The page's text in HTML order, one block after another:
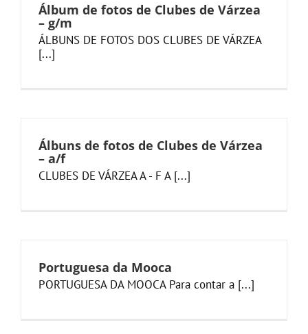
Álbum de fotos de Clubes de Várzea
– g/m
ÁLBUNS DE FOTOS DOS CLUBES DE VÁRZEA
[...]
Álbuns de fotos de Clubes de Várzea
– a/f
CLUBES DE VÁRZEA A - F A [...]
Portuguesa da Mooca
PORTUGUESA DA MOOCA Para contar a [...]